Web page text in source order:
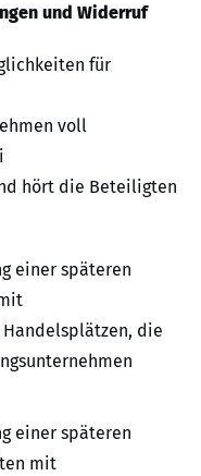
und Widerruf
für
voll
hört die Beteiligten
einer späteren
die
einer späteren
mit